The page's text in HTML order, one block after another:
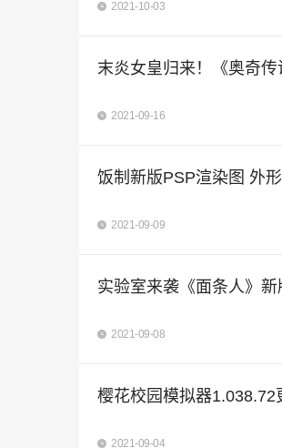
2021-10-03
末炎女皇归来！《奥奇
2021-09-16
饭制新版PSP渲染图 外
2021-09-09
实验室来袭《面条人》
2021-09-08
樱花校园模拟器
2021-09-04